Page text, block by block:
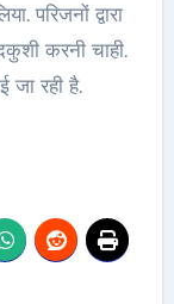
परिजनों द्वारा
करनी चाही.
जा रही है.